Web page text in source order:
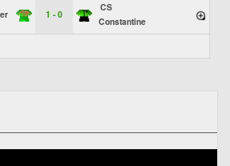
1 - 0
CS
Constantine